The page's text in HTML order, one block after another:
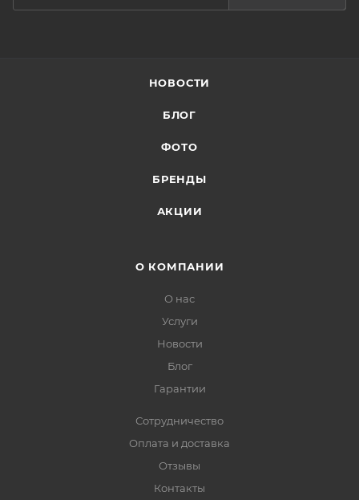
НОВОСТИ
БЛОГ
ФОТО
БРЕНДЫ
АКЦИИ
О КОМПАНИИ
О нас
Услуги
Новости
Блог
Гарантии
Сотрудничество
Оплата и доставка
Отзывы
Контакты